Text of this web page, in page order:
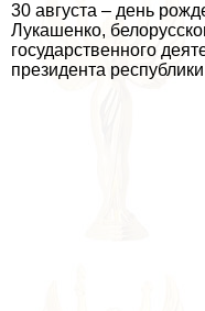
30 августа – день
Лукашенко,
государственного
президента республики